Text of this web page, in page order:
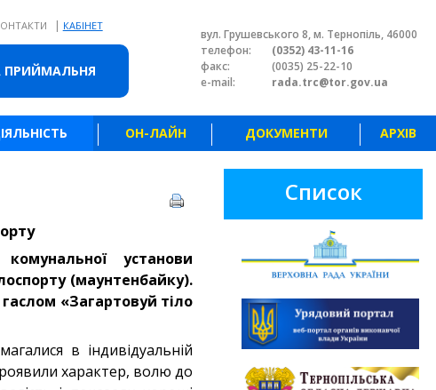
ПРИЙМАЛЬНЯ
| КАБІНЕТ
вул. Грушевського 8, м. Тернопіль, 46000
телефон:
(0352) 43-11-16
факс:
(0035) 25-22-10
e-mail:
rada.trc@tor.gov.ua
ОН-ЛАЙН ДОКУМЕНТИ АРХІВ
установи
(маунтенбайку).
гаслом «Загартовуй тіло
в індивідуальній
характер, волю до
Список